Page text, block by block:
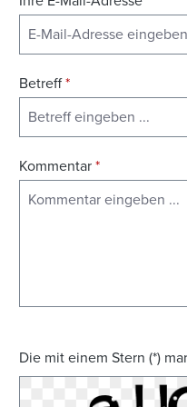
Betreff*
Kommentar*
Die mit einem Stern (*)